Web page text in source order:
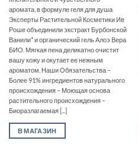
аромата, в формуле геля для душа
Эксперты Растительной Косметики Ив
Роше объединили экстракт Бурбонской
Ванили* и органический гель Алоэ Вера
БИО. Мягкая пена деликатно очистит
вашу кожу и окутает ее нежным
ароматом. Наши Обязательства –
Более 91% ингредиентов натурального
происхождения – Моющая основа
растительного происхождения –
Биоразлагаемая [...]
В МАГАЗИН